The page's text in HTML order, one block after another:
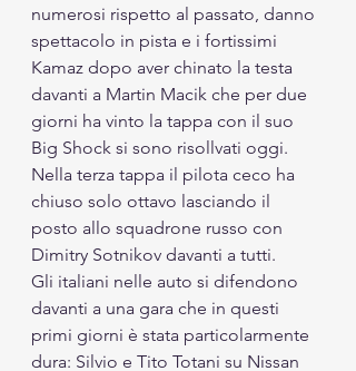
numerosi rispetto al passato, danno
spettacolo in pista e i fortissimi
Kamaz dopo aver chinato la testa
davanti a Martin Macik che per due
giorni ha vinto la tappa con il suo
Big Shock si sono risollvati oggi.
Nella terza tappa il pilota ceco ha
chiuso solo ottavo lasciando il
posto allo squadrone russo con
Dimitry Sotnikov davanti a tutti.
Gli italiani nelle auto si difendono
davanti a una gara che in questi
primi giorni è stata particolarmente
dura: Silvio e Tito Totani su Nissan